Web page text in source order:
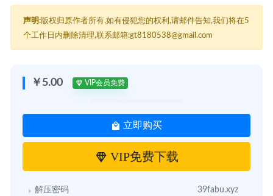
声明:版权归原作者所有,如有侵犯您的权利,请邮件告知,我们将在5
个工作日内删除清理,联系邮箱:gt8180538@gmail.com
￥5.00 VIP会员免费
立即购买
VIP免费下载
解压密码 39fabu.xyz